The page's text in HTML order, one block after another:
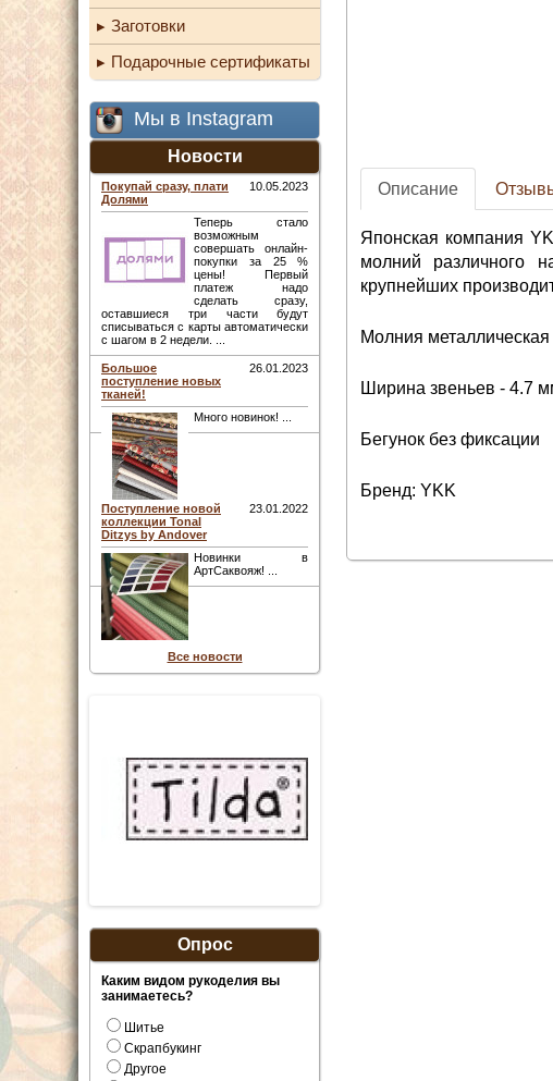
Заготовки
Подарочные сертификаты
Мы в Instagram
Новости
Покупай сразу, плати
Долями
10.05.2023
Теперь стало
возможным
совершать онлайн-
покупки за 25 %
цены! Первый
платеж надо
сделать сразу,
оставшиеся три части будут
списываться с карты автоматически
с шагом в 2 недели. ...
Большое
поступление новых
тканей!
26.01.2023
Много новинок! ...
Поступление новой
коллекции Tonal
Ditzys by Andover
23.01.2022
Новинки в
АртСаквояж! ...
Все новости
Опрос
Каким видом рукоделия вы
занимаетесь?
Шитье
Скрапбукинг
Другое
Описание
Японская компания
молний различного
крупнейших
Молния
Ширина звеньев - 4.7
Бегунок без фиксации
Бренд: YKK